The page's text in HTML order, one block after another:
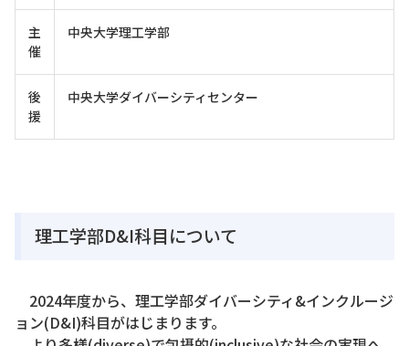
主
催
中央大学理工学部
後
援
中央大学ダイバーシティセンター
理工学部D&I科目について
2024年度から、理工学部ダイバーシティ&インクルージ
ョン(D&I)科目がはじまります。